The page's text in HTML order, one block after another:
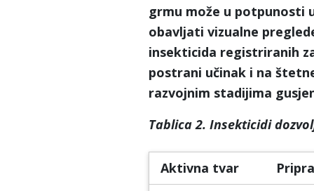
grmu može u
obavljati vizualne
insekticida registriranih
postrani učinak i na
razvojnim stadijima
Tablica 2. Insekticidi
Aktivna tvar